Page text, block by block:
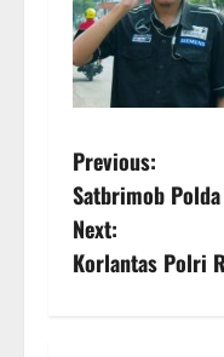
Previous:
Satbrimob
Next:
Korlantas Polri